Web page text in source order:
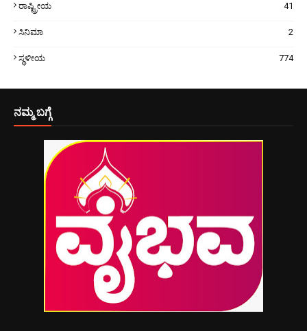
ರಾಷ್ಟ್ರೀಯ 41
ಸಿನಿಮಾ 2
ಸ್ಥಳೀಯ 774
ನಮ್ಮ ಬಗ್ಗೆ